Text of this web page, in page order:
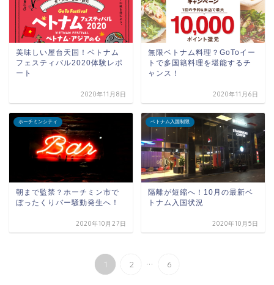
美味しい屋台天国！ベトナム
フェスティバル2020体験レポ
ート
2020年11月8日
無限ベトナム料理？GoToイー
トで多国籍料理を堪能するチ
ャンス！
2020年11月6日
ホーチミンシティ
朝まで監禁？ホーチミン市で
ぼったくりバー騒動発生へ！
2020年10月27日
ベトナム入国制限
隔離が短縮へ！10月の最新ベ
トナム入国状況
2020年10月5日
1 2 ... 6